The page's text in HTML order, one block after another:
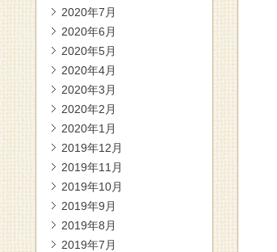
2020年7月
2020年6月
2020年5月
2020年4月
2020年3月
2020年2月
2020年1月
2019年12月
2019年11月
2019年10月
2019年9月
2019年8月
2019年7月